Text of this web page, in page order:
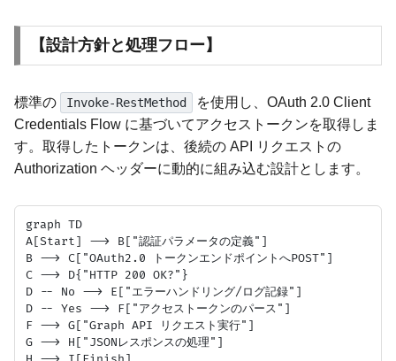
【設計方針と処理フロー】
標準の Invoke-RestMethod
を使用し、OAuth 2.0 Client
Credentials Flow に基づいてアクセストークンを取得しま
す。取得したトークンは、後続の API リクエストの
Authorization ヘッダーに動的に組み込む設計とします。
graph TD
A[Start] --> B["認証パラメータの定義"]
B --> C["OAuth2.0 トークンエンドポイントへPOST"]
C --> D{"HTTP 200 OK?"}
D -- No --> E["エラーハンドリング/ログ記録"]
D -- Yes --> F["アクセストークンのパース"]
F --> G["Graph API リクエスト実行"]
G --> H["JSONレスポンスの処理"]